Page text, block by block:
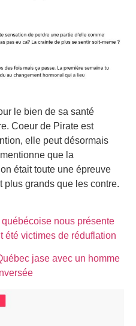
le bien de sa santé
Coeur de Pirate est
elle peut désormais
que la
était toute une épreuve
plus grands que les contre.
nous présente
été victimes de réduflation
jase avec un homme